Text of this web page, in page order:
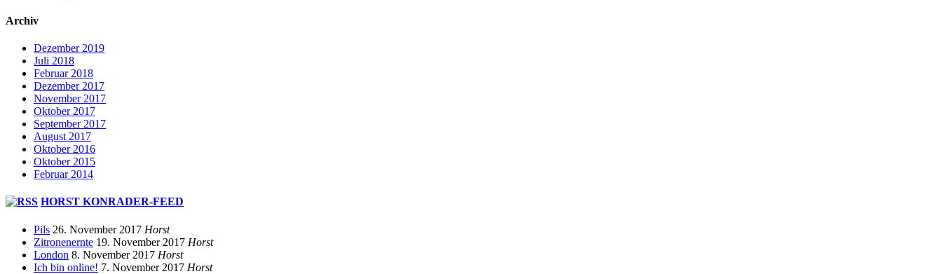
Archiv
Dezember 2019
Juli 2018
Februar 2018
Dezember 2017
November 2017
Oktober 2017
September 2017
August 2017
Oktober 2016
Oktober 2015
Februar 2014
HORST KONRADER-FEED
Pils 26. November 2017 Horst
Zitronenernte 19. November 2017 Horst
London 8. November 2017 Horst
Ich bin online! 7. November 2017 Horst